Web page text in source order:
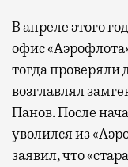
В апреле этого
офис
тогда проверяли
возглавлял
Панов. После
уволился из
заявил, что